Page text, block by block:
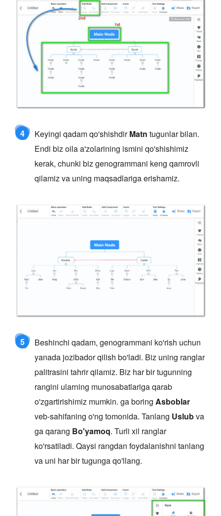
4 Keyingi qadam qo'shishdirMatn tugunlar bilan.
Endi biz oila a'zolarining ismini qo'shishimiz
kerak, chunki biz genogrammani keng qamrovli
qilamiz va uning maqsadlariga erishamiz.
5
Beshinchi qadam, genogrammani ko'rish uchun
yanada jozibador qilish bo'ladi. Biz uning ranglar
palitrasini tahrir qilamiz. Biz har bir tugunning
rangini ularning munosabatlariga qarab
o'zgartirishimiz mumkin. ga boring Asboblar
veb-sahifaning o'ng tomonida. Tanlang Uslubva
ga qarang Bo'yamoq. Turli xil ranglar
ko'rsatiladi. Qaysi rangdan foydalanishni tanlang
va uni har bir tugunga qo'llang.